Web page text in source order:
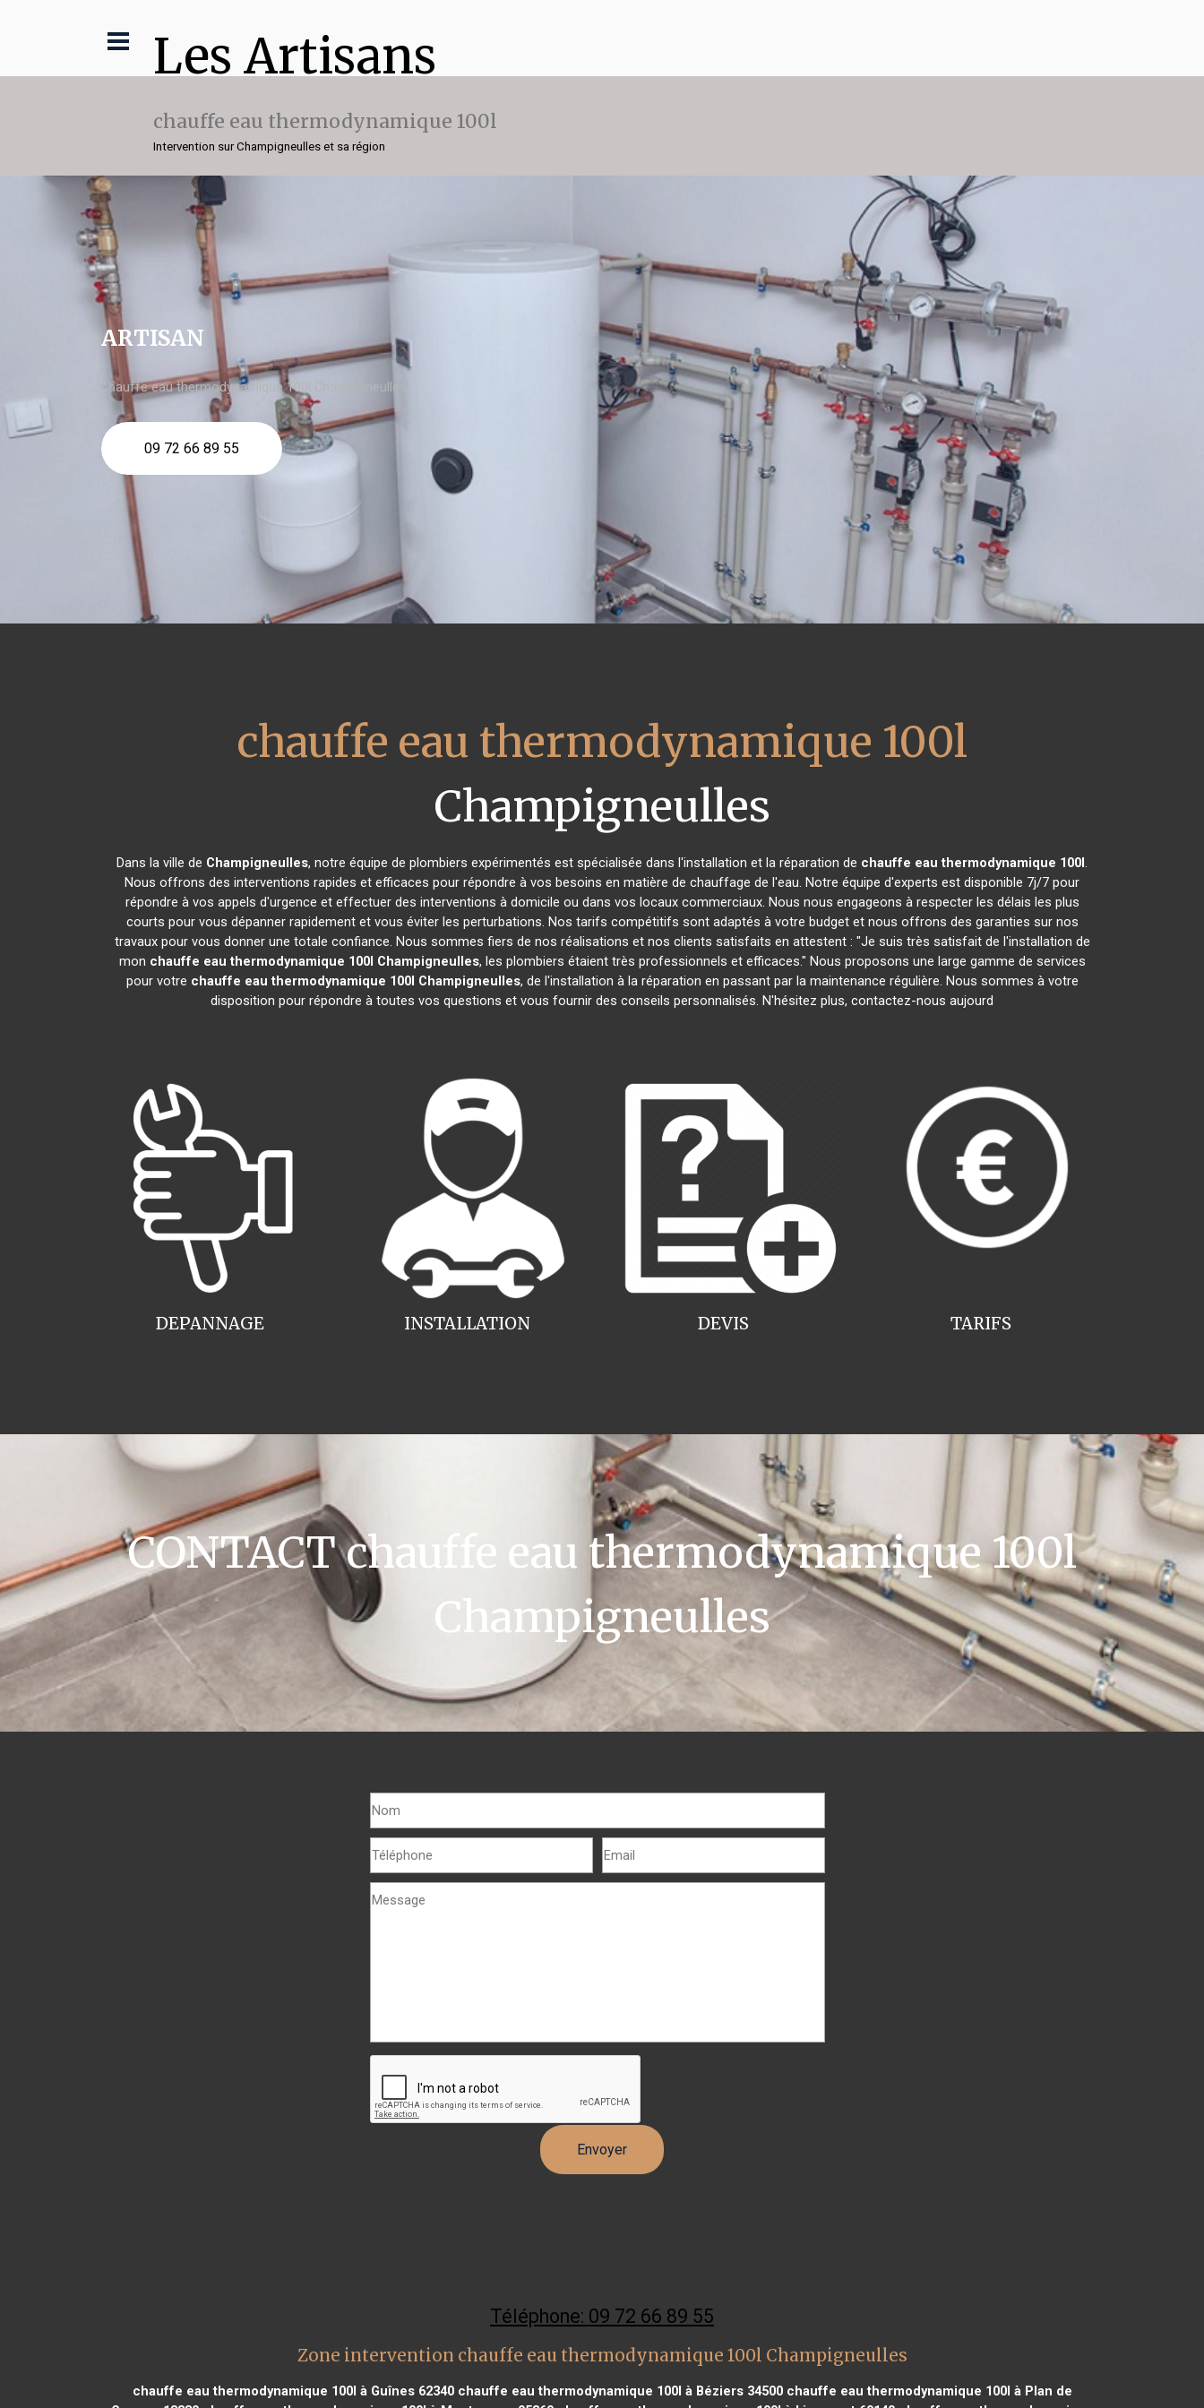
Les Artisans
chauffe eau thermodynamique 100l
Intervention sur Champigneulles et sa région
ARTISAN
chauffe eau thermodynamique 100l Champigneulles
09 72 66 89 55
chauffe eau thermodynamique 100l
Champigneulles
Dans la ville de Champigneulles, notre équipe de plombiers expérimentés est spécialisée dans l'installation et la réparation de chauffe eau thermodynamique 100l.
Nous offrons des interventions rapides et efficaces pour répondre à vos besoins en matière de chauffage de l'eau. Notre équipe d'experts est disponible 7j/7 pour
répondre à vos appels d'urgence et effectuer des interventions à domicile ou dans vos locaux commerciaux. Nous nous engageons à respecter les délais les plus
courts pour vous dépanner rapidement et vous éviter les perturbations. Nos tarifs compétitifs sont adaptés à votre budget et nous offrons des garanties sur nos
travaux pour vous donner une totale confiance. Nous sommes fiers de nos réalisations et nos clients satisfaits en attestent : "Je suis très satisfait de l'installation de
mon chauffe eau thermodynamique 100l Champigneulles, les plombiers étaient très professionnels et efficaces." Nous proposons une large gamme de services
pour votre chauffe eau thermodynamique 100l Champigneulles, de l'installation à la réparation en passant par la maintenance régulière. Nous sommes à votre
disposition pour répondre à toutes vos questions et vous fournir des conseils personnalisés. N'hésitez plus, contactez-nous aujourd
INSTALLATION
DEPANNAGE TARIFS
DEVIS
CONTACT chauffe eau thermodynamique 100l
Champigneulles
Téléphone: 09 72 66 89 55
Zone intervention chauffe eau thermodynamique 100l Champigneulles
chauffe eau thermodynamique 100l à Guînes 62340chauffe eau thermodynamique 100l à Béziers 34500chauffe eau thermodynamique 100l à Plan de